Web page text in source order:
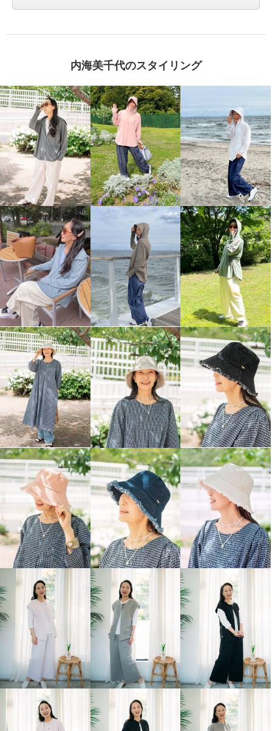
ヘ・エラ 抗菌防臭 コットン贅沢
仕立て 深ばき五分丈ショーツ ２
枚セット
エクリュセット Ｌ
¥0
ヘ・エラ 抗菌防臭 コットン贅沢
仕立て 深ばき五分丈ショーツ ２
枚セット
エクリュセット ＬＬ
¥0
内海美千代のスタイリング